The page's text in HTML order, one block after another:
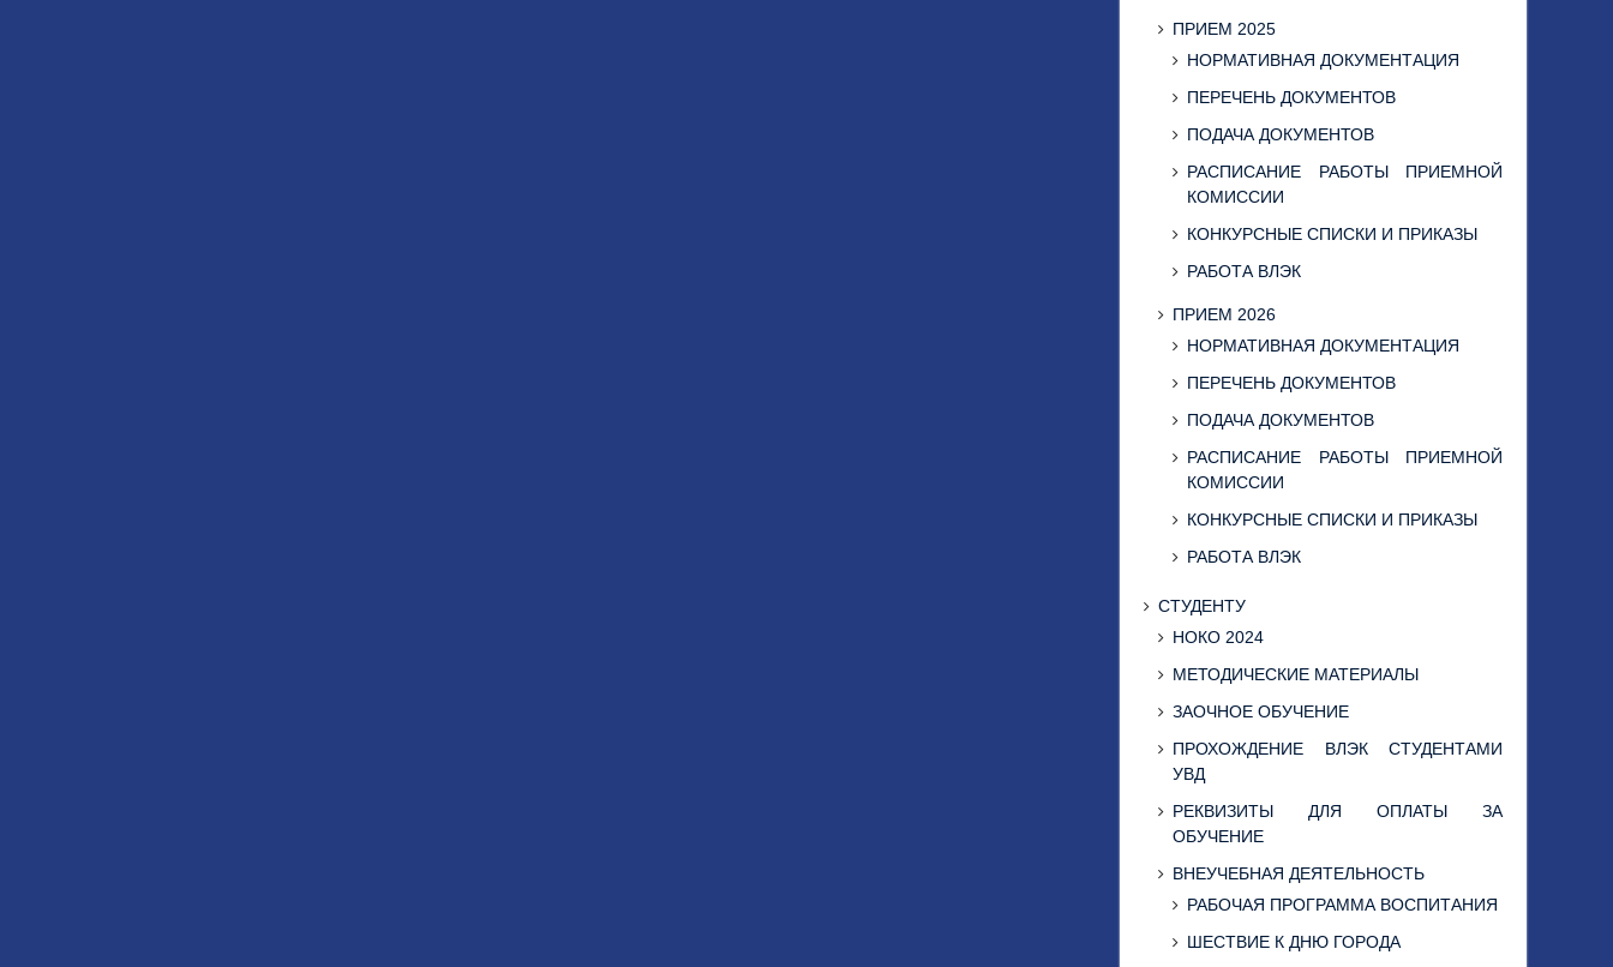
ПРИЕМ 2025
НОРМАТИВНАЯ ДОКУМЕНТАЦИЯ
ПЕРЕЧЕНЬ ДОКУМЕНТОВ
ПОДАЧА ДОКУМЕНТОВ
РАСПИСАНИЕ РАБОТЫ ПРИЕМНОЙ
КОМИССИИ
КОНКУРСНЫЕ СПИСКИ И ПРИКАЗЫ
РАБОТА ВЛЭК
ПРИЕМ 2026
НОРМАТИВНАЯ ДОКУМЕНТАЦИЯ
ПЕРЕЧЕНЬ ДОКУМЕНТОВ
ПОДАЧА ДОКУМЕНТОВ
РАСПИСАНИЕ РАБОТЫ ПРИЕМНОЙ
КОМИССИИ
КОНКУРСНЫЕ СПИСКИ И ПРИКАЗЫ
РАБОТА ВЛЭК
СТУДЕНТУ
НОКО 2024
МЕТОДИЧЕСКИЕ МАТЕРИАЛЫ
ЗАОЧНОЕ ОБУЧЕНИЕ
ПРОХОЖДЕНИЕ ВЛЭК СТУДЕНТАМИ
УВД
РЕКВИЗИТЫ ДЛЯ ОПЛАТЫ ЗА
ОБУЧЕНИЕ
ВНЕУЧЕБНАЯ ДЕЯТЕЛЬНОСТЬ
РАБОЧАЯ ПРОГРАММА ВОСПИТАНИЯ
ШЕСТВИЕ К ДНЮ ГОРОДА